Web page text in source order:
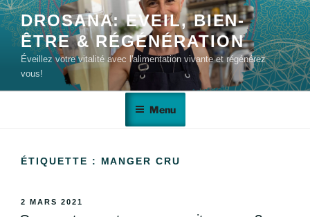
DROSANA: EVEIL, BIEN-
ÊTRE & RÉGÉNÉRATION
Éveillez votre vitalité avec l'alimentation vivante et régénérez
vous!
Menu
ÉTIQUETTE : MANGER CRU
2 MARS 2021